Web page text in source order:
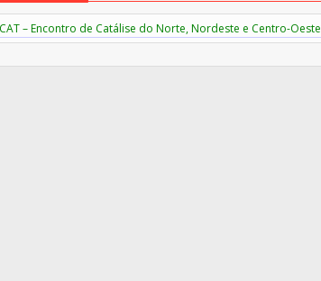
– Encontro de Catálise do Norte, Nordeste e Centro-Oeste